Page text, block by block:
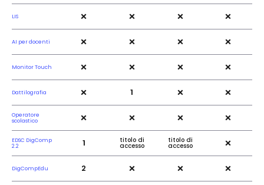
LIS × × × ×
AI per docenti × × × ×
Monitor Touch × × × ×
Dattilografia × 1 × ×
Operatore
scolastico
× × × ×
EDSC DigComp
2.2
1 titolo di
accesso
titolo di
accesso ×
DigCompEdu 2 × × ×